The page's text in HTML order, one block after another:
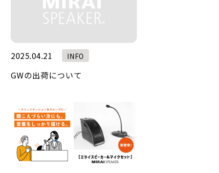
2025.04.21 INFO
GWの出荷について